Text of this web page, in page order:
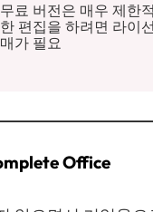
무료 버전은 매우 제한
한 편집을 하려면 라이
매가 필요
Office